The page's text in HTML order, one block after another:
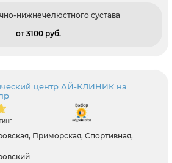
нижнечелюстного сустава
от 3100 pуб.
центр АЙ-КЛИНИК на
Приморская, Спортивная,